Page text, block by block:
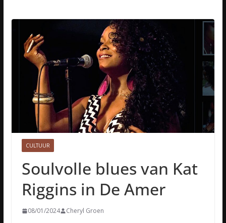
CULTUUR
Soulvolle blues van Kat
Riggins in De Amer
08/01/2024 Cheryl Groen